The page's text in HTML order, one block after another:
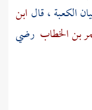
الكعبة، قال ابن
بن الخطاب رضي